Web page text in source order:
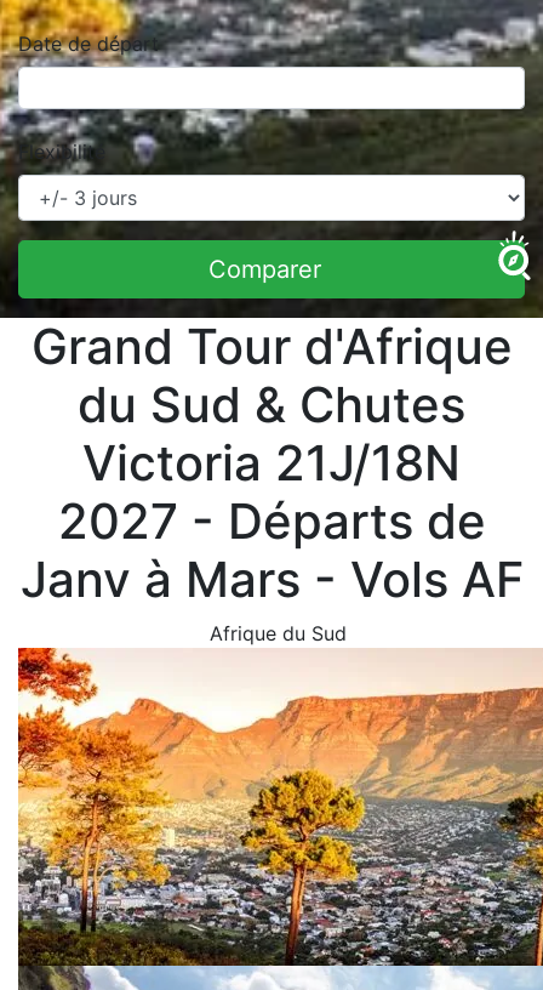
Date de départ
Flexibilité
Comparer
Grand Tour d'Afrique
du Sud & Chutes
Victoria 21J/18N
2027 - Départs de
Janv à Mars - Vols AF
Afrique du Sud